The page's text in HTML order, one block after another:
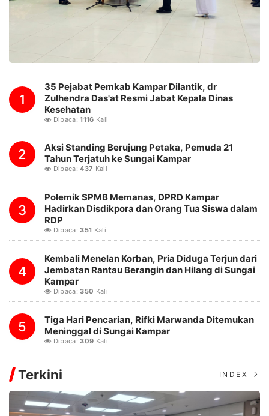
1
35 Pejabat Pemkab Kampar Dilantik, dr
Zulhendra Das'at Resmi Jabat Kepala Dinas
Kesehatan
Dibaca:1116 Kali
2
Aksi Standing Berujung Petaka, Pemuda 21
Tahun Terjatuh ke Sungai Kampar
Dibaca:437 Kali
3
Polemik SPMB Memanas, DPRD Kampar
Hadirkan Disdikpora dan Orang Tua Siswa dalam
RDP
Dibaca:351 Kali
4
Kembali Menelan Korban, Pria Diduga Terjun dari
Jembatan Rantau Berangin dan Hilang di Sungai
Kampar
Dibaca:350 Kali
5
Tiga Hari Pencarian, Rifki Marwanda Ditemukan
Meninggal di Sungai Kampar
Dibaca:309 Kali
Terkini INDEX